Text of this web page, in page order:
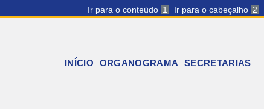
Ir para o conteúdo 1 Ir para o cabeçalho 2
INÍCIO ORGANOGRAMA SECRETARIAS